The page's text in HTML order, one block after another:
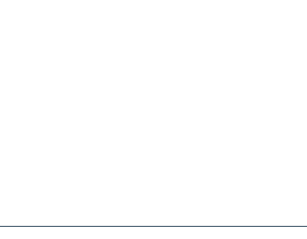
Wohnnutzfläche von ca. 66 m